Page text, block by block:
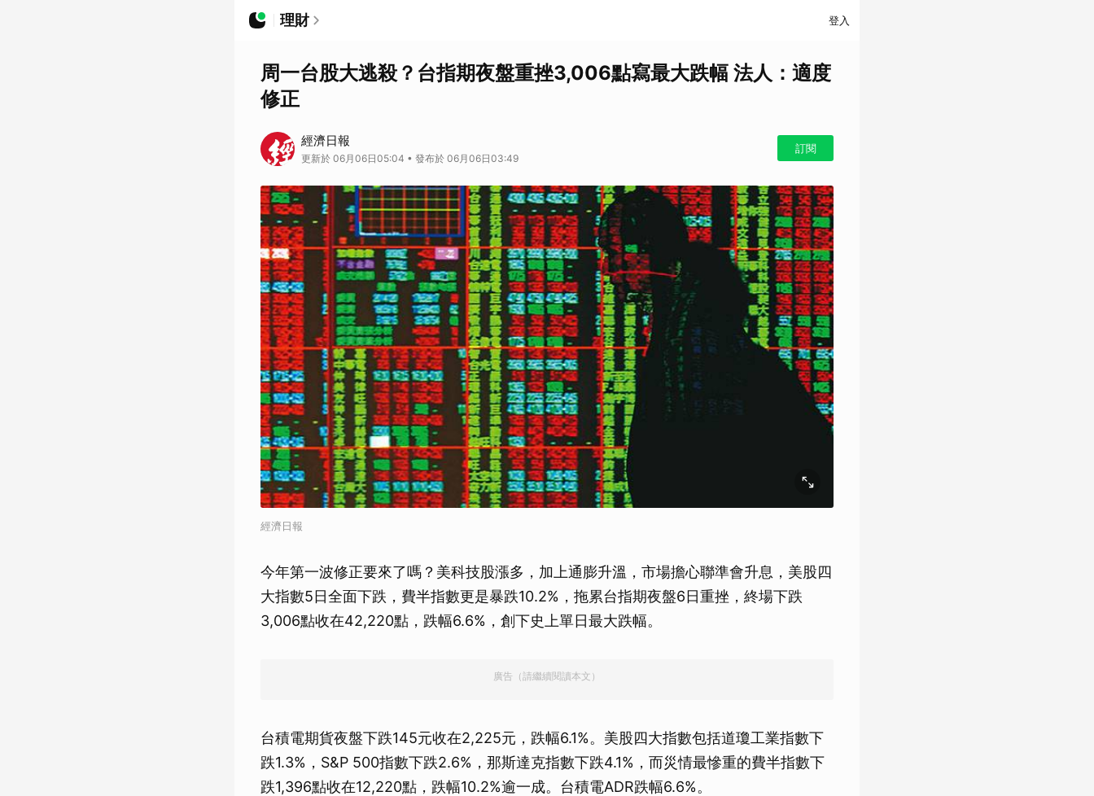
理財 登入
周一台股大逃殺？台指期夜盤重挫3,006點寫最大跌幅 法人：適度
修正
經濟日報
更新於 06月06日05:04 • 發布於 06月06日03:49
訂閱
經濟日報
今年第一波修正要來了嗎？美科技股漲多，加上通膨升溫，市場擔心聯準會升息，美股四
大指數5日全面下跌，費半指數更是暴跌10.2%，拖累台指期夜盤6日重挫，終場下跌
3,006點收在42,220點，跌幅6.6%，創下史上單日最大跌幅。
廣告（請繼續閱讀本文）
台積電期貨夜盤下跌145元收在2,225元，跌幅6.1%。美股四大指數包括道瓊工業指數下
跌1.3%，S&P 500指數下跌2.6%，那斯達克指數下跌4.1%，而災情最慘重的費半指數下
跌1,396點收在12,220點，跌幅10.2%逾一成。台積電ADR跌幅6.6%。